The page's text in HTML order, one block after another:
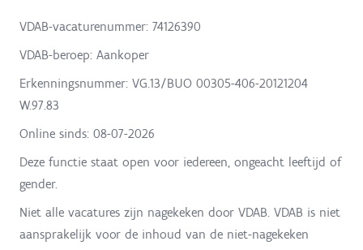
VDAB-vacaturenummer: 74126390
VDAB-beroep: Aankoper
Erkenningsnummer: VG.13/BUO 00305-406-20121204
W.97.83
Online sinds: 08-07-2026
Deze functie staat open voor iedereen, ongeacht leeftijd of
gender.
Niet alle vacatures zijn nagekeken door VDAB. VDAB is niet
aansprakelijk voor de inhoud van de niet-nagekeken